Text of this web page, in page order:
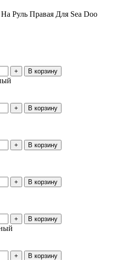
Руль Правая Для Sea Doo
В корзину
В корзину
В корзину
В корзину
В корзину
В корзину